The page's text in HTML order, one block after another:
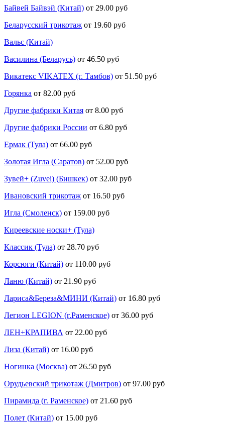
Байвей Байвэй (Китай) от 29.00 руб
Беларусский трикотаж от 19.60 руб
Вальс (Китай)
Василина (Беларусь) от 46.50 руб
Викатекс VIKATEX (г. Тамбов) от 51.50 руб
Горянка от 82.00 руб
Другие фабрики Китая от 8.00 руб
Другие фабрики России от 6.80 руб
Ермак (Тула) от 66.00 руб
Золотая Игла (Саратов) от 52.00 руб
Зувей+ (Zuvei) (Бишкек) от 32.00 руб
Ивановский трикотаж от 16.50 руб
Игла (Смоленск) от 159.00 руб
Киреевские носки+ (Тула)
Классик (Тула) от 28.70 руб
Корсюги (Китай) от 110.00 руб
Ланю (Китай) от 21.90 руб
Лариса&Береза&МИНИ (Китай) от 16.80 руб
Легион LEGION (г.Раменское) от 36.00 руб
ЛЕН+КРАПИВА от 22.00 руб
Лиза (Китай) от 16.00 руб
Ногинка (Москва) от 26.50 руб
Орудьевский трикотаж (Дмитров) от 97.00 руб
Пирамида (г. Раменское) от 21.60 руб
Полет (Китай) от 15.00 руб